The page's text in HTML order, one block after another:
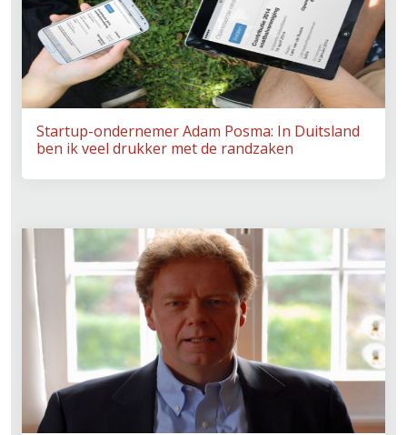
Startup-ondernemer Adam Posma: In Duitsland
ben ik veel drukker met de randzaken